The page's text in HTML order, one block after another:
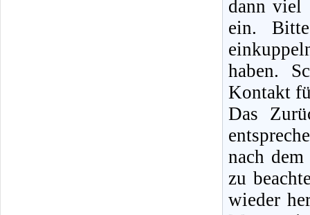
dann viel
ein.
haben.
Kontakt
Das
nach
zu
wieder